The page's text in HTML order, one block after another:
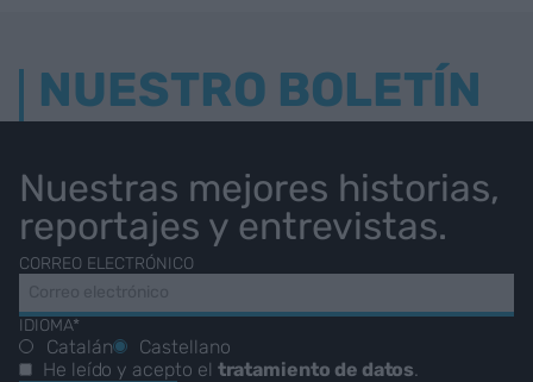
NUESTRO BOLETÍN
Nuestras mejores historias,
reportajes y entrevistas.
CORREO ELECTRÓNICO
IDIOMA*
Catalán
Castellano
He leído y acepto el tratamiento de datos